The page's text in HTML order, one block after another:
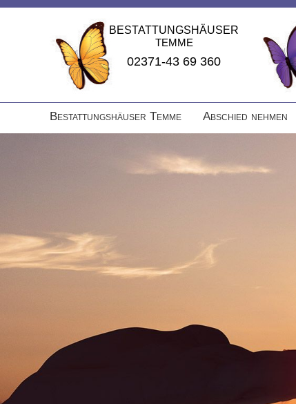
BESTATTUNGSHÄUSER
TEMME
02371-43 69 360
überspringen
Bestattungshäuser Temme Abschied nehmen